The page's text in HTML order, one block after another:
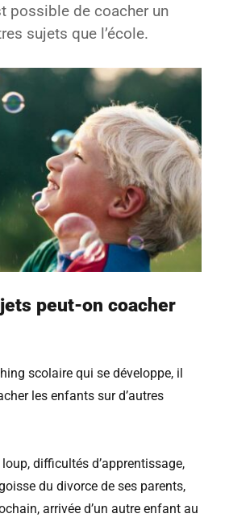
possible de coacher un
sujets que l’école.
peut-on coacher
scolaire qui se développe, il
les enfants sur d’autres
difficultés d’apprentissage,
du divorce de ses parents,
arrivée d’un autre enfant au